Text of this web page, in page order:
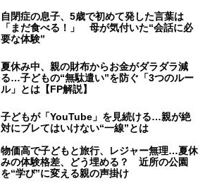
自閉症の息子、5歳で初めて発した言葉は
「まだ食べる！」 母が気付いた“会話に必
要な体験”
夏休み中、親の財布からお金がダラダラ減
る…子どもの“無駄遣い”を防ぐ「3つのルー
ル」とは【FP解説】
子どもが「YouTube」を見続ける…親が絶
対にブレてはいけない“一線”とは
物価高で子どもと旅行、レジャー無理…夏休
みの体験格差、どう埋める？ 近所の公園
を“学び”に変える親の声掛け